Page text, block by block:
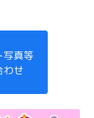
写真等
わせ